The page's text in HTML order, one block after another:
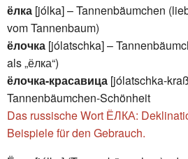
ёлка [jólka] – Tannenbäumchen
vom Tannenbaum)
ёлочка [jólatschka] –
als „ёлка“)
ёлочка-красавица [jólatschka-
Tannenbäumchen-Schönheit
Das russische Wort ЁЛКА:
Beispiele für den Gebrauch.